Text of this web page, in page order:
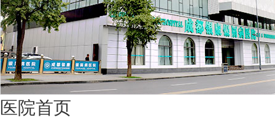
医院首页